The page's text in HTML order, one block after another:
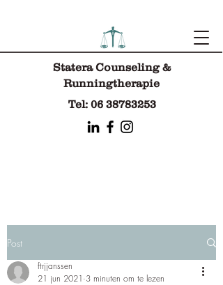
Statera Counseling &
Runningtherapie
Tel: 06 38783253
Post
ftrjjanssen
21 jun 2021 3 minuten om te lezen